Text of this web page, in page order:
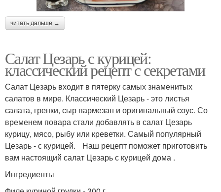
читать дальше →
Салат Цезарь с курицей:
классический рецепт с секретами
Салат Цезарь входит в пятерку самых знаменитых
салатов в мире. Классический Цезарь - это листья
салата, гренки, сыр пармезан и оригинальный соус. Со
временем повара стали добавлять в салат Цезарь
курицу, мясо, рыбу или креветки. Самый популярный
Цезарь - с курицей. Наш рецепт поможет приготовить
вам настоящий салат Цезарь с курицей дома .
Ингредиенты